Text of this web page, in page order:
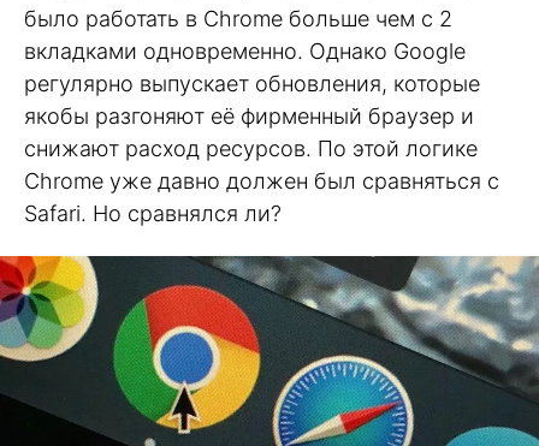
было работать в Chrome больше чем с 2
вкладками одновременно. Однако Google
регулярно выпускает обновления, которые
якобы разгоняют её фирменный браузер и
снижают расход ресурсов. По этой логике
Chrome уже давно должен был сравняться с
Safari. Но сравнялся ли?